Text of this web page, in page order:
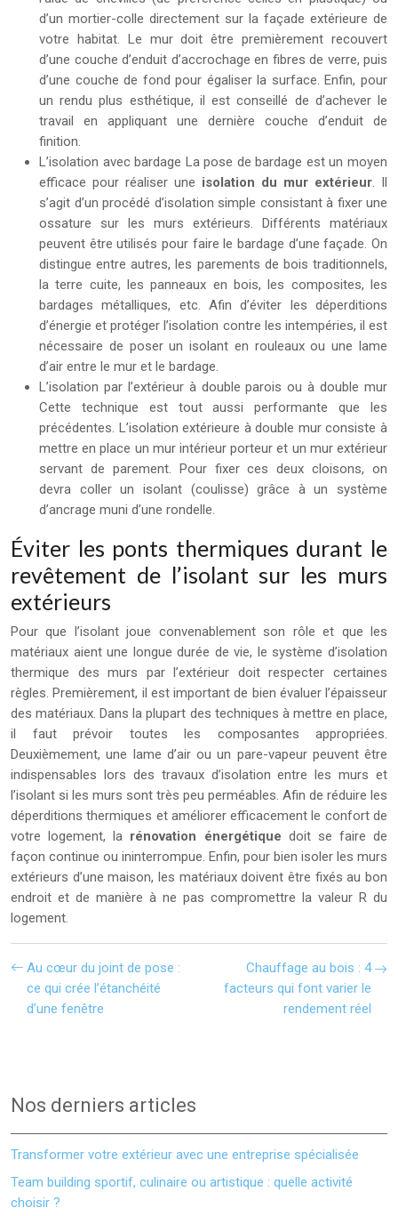
d’un mortier-colle directement sur la façade extérieure de
votre habitat. Le mur doit être premièrement recouvert
d’une couche d’enduit d’accrochage en fibres de verre, puis
d’une couche de fond pour égaliser la surface. Enfin, pour
un rendu plus esthétique, il est conseillé de d’achever le
travail en appliquant une dernière couche d’enduit de
finition.
L’isolation avec bardage La pose de bardage est un moyen
efficace pour réaliser une isolation du mur extérieur. Il
s’agit d’un procédé d’isolation simple consistant à fixer une
ossature sur les murs extérieurs. Différents matériaux
peuvent être utilisés pour faire le bardage d’une façade. On
distingue entre autres, les parements de bois traditionnels,
la terre cuite, les panneaux en bois, les composites, les
bardages métalliques, etc. Afin d’éviter les déperditions
d’énergie et protéger l’isolation contre les intempéries, il est
nécessaire de poser un isolant en rouleaux ou une lame
d’air entre le mur et le bardage.
L’isolation par l’extérieur à double parois ou à double mur
Cette technique est tout aussi performante que les
précédentes. L’isolation extérieure à double mur consiste à
mettre en place un mur intérieur porteur et un mur extérieur
servant de parement. Pour fixer ces deux cloisons, on
devra coller un isolant (coulisse) grâce à un système
d’ancrage muni d’une rondelle.
Éviter les ponts thermiques durant le
revêtement de l’isolant sur les murs
extérieurs
Pour que l’isolant joue convenablement son rôle et que les
matériaux aient une longue durée de vie, le système d’isolation
thermique des murs par l’extérieur doit respecter certaines
règles. Premièrement, il est important de bien évaluer l’épaisseur
des matériaux. Dans la plupart des techniques à mettre en place,
il faut prévoir toutes les composantes appropriées.
Deuxièmement, une lame d’air ou un pare-vapeur peuvent être
indispensables lors des travaux d’isolation entre les murs et
l’isolant si les murs sont très peu perméables. Afin de réduire les
déperditions thermiques et améliorer efficacement le confort de
votre logement, la rénovation énergétique doit se faire de
façon continue ou ininterrompue. Enfin, pour bien isoler les murs
extérieurs d’une maison, les matériaux doivent être fixés au bon
endroit et de manière à ne pas compromettre la valeur R du
logement.
Au cœur du joint de pose :
ce qui crée l’étanchéité
d’une fenêtre
Chauffage au bois : 4
facteurs qui font varier le
rendement réel
Nos derniers articles
Transformer votre extérieur avec une entreprise spécialisée
Team building sportif, culinaire ou artistique : quelle activité
choisir ?